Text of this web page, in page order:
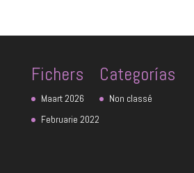
Fichers
Maart 2026
Februarie 2022
Categorías
Non classé